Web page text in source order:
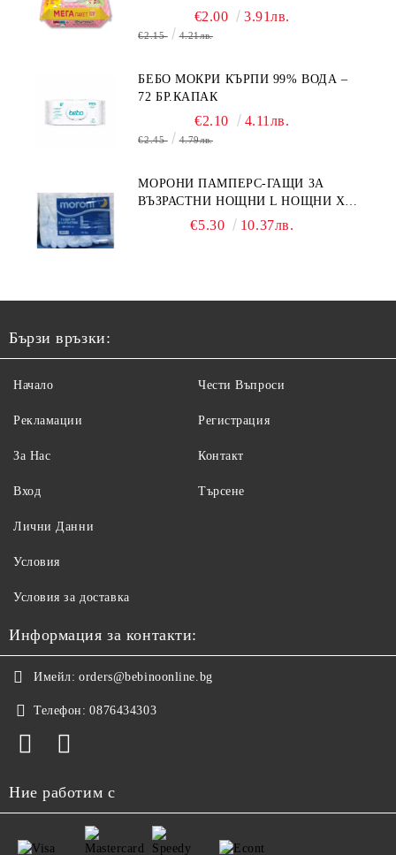
€2.00 3.91лв.
€2.15 4.21лв.
БЕБО МОКРИ КЪРПИ 99% ВОДА –
72 БР.КАПАК
€2.10 4.11лв.
€2.45 4.79лв.
МОРОНИ ПАМПЕРС-ГАЩИ ЗА
ВЪЗРАСТНИ НОЩНИ L НОЩНИ X
€5.30 10.37лв.
Бързи връзки:
Начало
Рекламации
За Нас
Вход
Чести Въпроси
Регистрация
Контакт
Търсене
Лични Данни
Условия
Условия за доставка
Информация за контакти:
Имейл: orders@bebinoonline.bg
Телефон: 0876434303
Ние работим с